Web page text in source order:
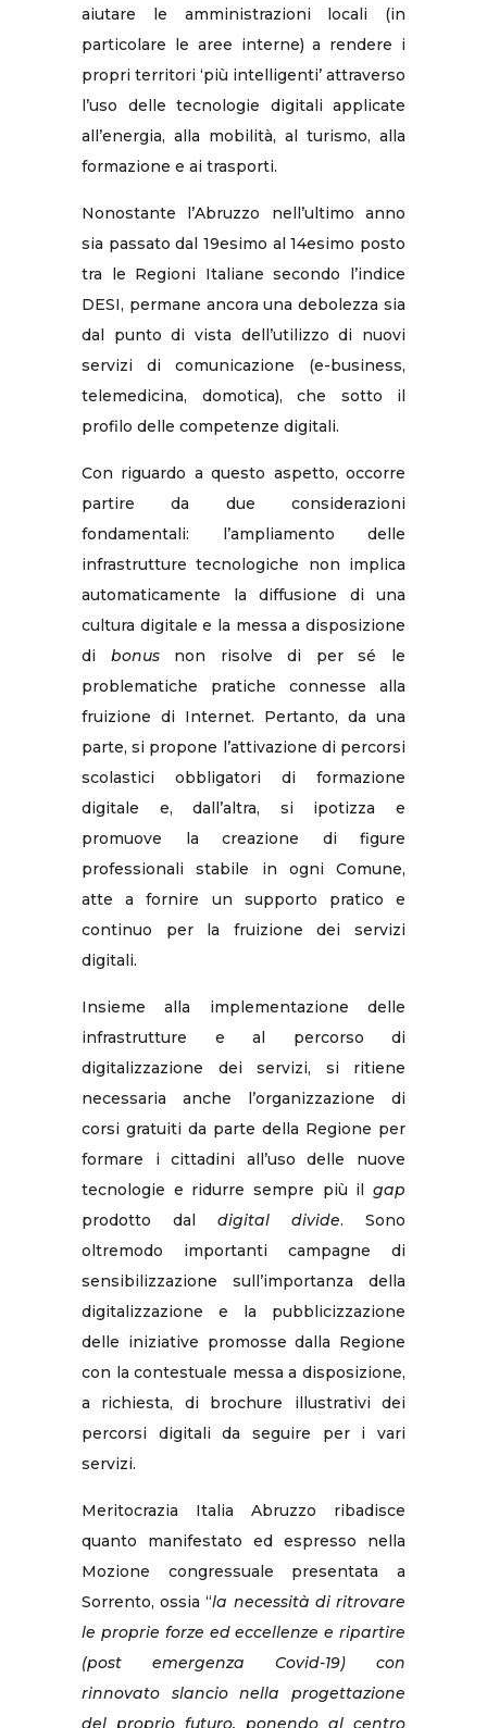
aiutare le amministrazioni locali (in
particolare le aree interne) a rendere i
propri territori ‘più intelligenti’ attraverso
l’uso delle tecnologie digitali applicate
all’energia, alla mobilità, al turismo, alla
formazione e ai trasporti.
Nonostante l’Abruzzo nell’ultimo anno
sia passato dal 19esimo al 14esimo posto
tra le Regioni Italiane secondo l’indice
DESI, permane ancora una debolezza sia
dal punto di vista dell’utilizzo di nuovi
servizi di comunicazione (e-business,
telemedicina, domotica), che sotto il
profilo delle competenze digitali.
Con riguardo a questo aspetto, occorre
partire da due considerazioni
fondamentali: l’ampliamento delle
infrastrutture tecnologiche non implica
automaticamente la diffusione di una
cultura digitale e la messa a disposizione
di bonusnon risolve di per sé le
problematiche pratiche connesse alla
fruizione di Internet. Pertanto, da una
parte, si propone l’attivazione di percorsi
scolastici obbligatori di formazione
digitale e, dall’altra, si ipotizza e
promuove la creazione di figure
professionali stabile in ogni Comune,
atte a fornire un supporto pratico e
continuo per la fruizione dei servizi
digitali.
Insieme alla implementazione delle
infrastrutture e al percorso di
digitalizzazione dei servizi, si ritiene
necessaria anche l’organizzazione di
corsi gratuiti da parte della Regione per
formare i cittadini all’uso delle nuove
tecnologie e ridurre sempre più il gap
prodotto dal digital divide. Sono
oltremodo importanti campagne di
sensibilizzazione sull’importanza della
digitalizzazione e la pubblicizzazione
delle iniziative promosse dalla Regione
con la contestuale messa a disposizione,
a richiesta, di brochure illustrativi dei
percorsi digitali da seguire per i vari
servizi.
Meritocrazia Italia Abruzzo ribadisce
quanto manifestato ed espresso nella
Mozione congressuale presentata a
Sorrento, ossia “la necessità di ritrovare
le proprie forze ed eccellenze e ripartire
(post emergenza Covid-19) con
rinnovato slancio nella progettazione
del proprio futuro, ponendo al centro